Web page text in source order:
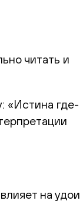
читать и
«Истина где-
на удои